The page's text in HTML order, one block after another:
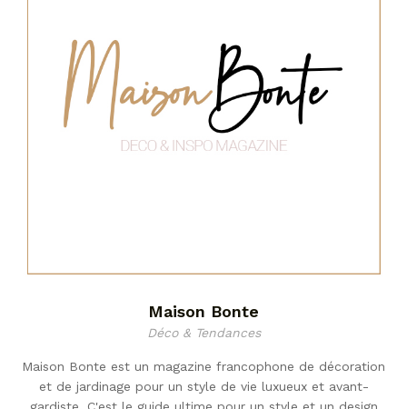
Maison Bonte
Déco & Tendances
Maison Bonte est un magazine francophone de décoration
et de jardinage pour un style de vie luxueux et avant-